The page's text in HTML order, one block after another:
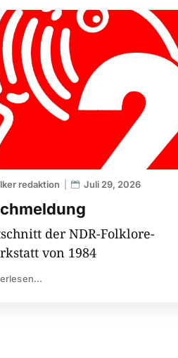
redaktion Juli 29, 2026
der NDR-Folklore-
von 1984